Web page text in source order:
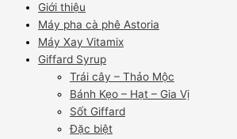
Giới thiệu
Máy pha cà phê Astoria
Máy Xay Vitamix
Giffard Syrup
Trái cây – Thảo Mộc
Bánh Kẹo – Hạt – Gia Vị
Sốt Giffard
Đặc biệt